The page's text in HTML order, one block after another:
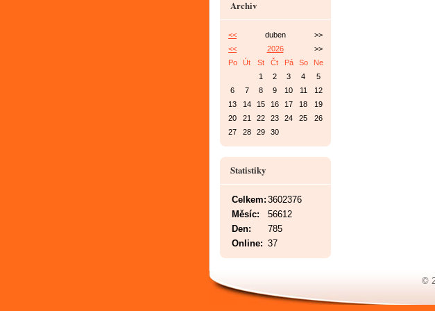
Archiv
<< duben
>>
<<
2026
>>
Po
Út St Čt Pá So
Ne
1
2 3 4
5
6
7 8 9 10 11
12
13
14 15 16 17 18
19
20
21 22 23 24 25
26
27
28 29 30
Statistiky
Online: 37
Celkem: 3602376
Měsíc:
56612
Den:
785
©